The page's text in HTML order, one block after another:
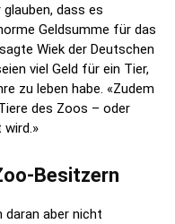
dass es
Geldsumme für das
Wiek der Deutschen
viel Geld für ein Tier,
zu leben habe. «Zudem
des Zoos – oder
Besitzern
daran aber nicht